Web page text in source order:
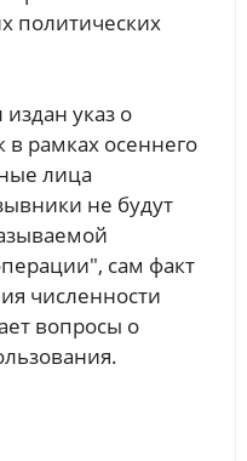
политических
указ о
рамках осеннего
лица
не будут
сам факт
численности
вопросы о